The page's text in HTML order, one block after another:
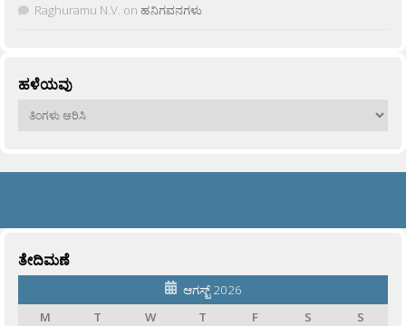
Raghuramu N.V. on ಹನಿಗವನಗಳು
ಹಳೆಯವು
ಹಳೆಯವು
ತೇದಿಮಣೆ
ಆಗಸ್ಟ್ 2026
M
T W T F S
S